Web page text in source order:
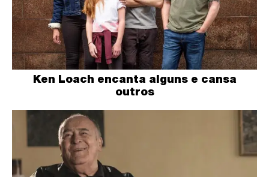
Ken Loach encanta alguns e cansa
outros